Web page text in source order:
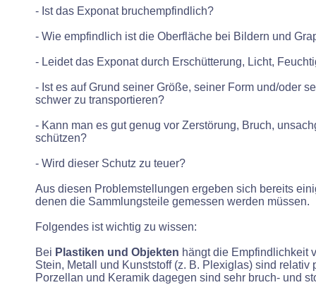
- Ist das Exponat bruchempfindlich?
- Wie empfindlich ist die Oberfläche bei Bildern und
- Leidet das Exponat durch Erschütterung, Licht,
- Ist es auf Grund seiner Größe, seiner Form und/oder
schwer zu transportieren?
- Kann man es gut genug vor Zerstörung, Bruch,
schützen?
- Wird dieser Schutz zu teuer?
Aus diesen Problemstellungen ergeben sich bereits
denen die Sammlungsteile gemessen werden müssen.
Folgendes ist wichtig zu wissen:
Bei Plastiken und Objekten hängt die Empfindlichkeit
Stein, Metall und Kunststoff (z. B. Plexiglas) sind relativ
Porzellan und Keramik dagegen sind sehr bruch- und